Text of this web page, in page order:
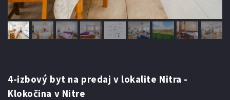
4-izbový byt na predaj v lokalite Nitra -
Klokočina v Nitre